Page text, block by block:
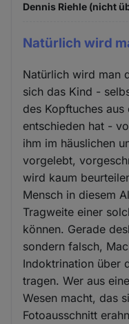
Dennis Riehle (nicht
Natürlich wird
Natürlich wird man
sich das Kind -
des Kopftuches
entschieden hat -
ihm im häuslichen
vorgelebt,
wird kaum
Mensch in diesem
Tragweite einer
können. Gerade
sondern falsch,
Indoktrination über
tragen. Wer aus
Wesen macht, das
Fotoausschnitt